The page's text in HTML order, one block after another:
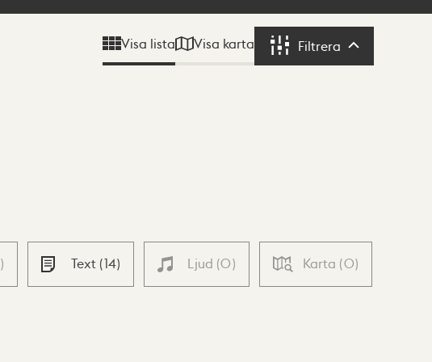
Visa lista Visa karta Filtrera Filtrera
) Text (14) Ljud (0) Karta (0)